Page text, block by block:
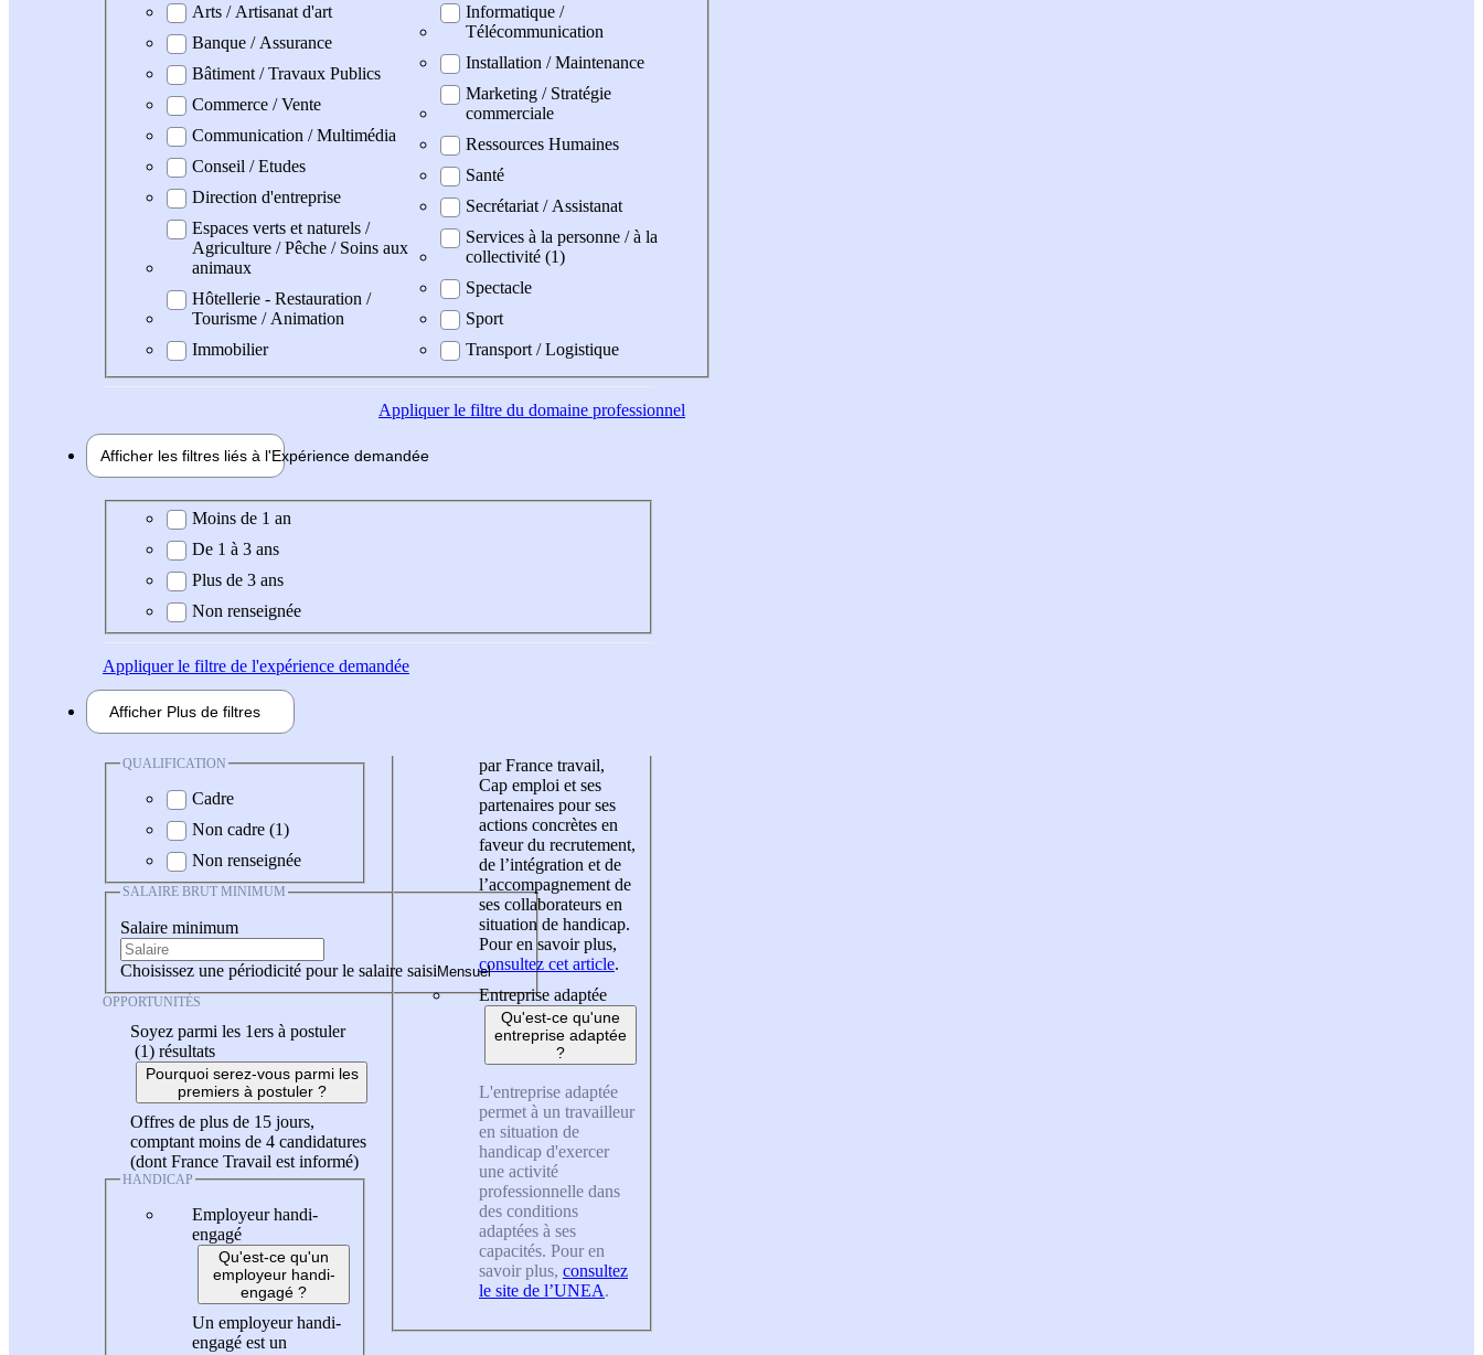
Arts / Artisanat d'art
Banque / Assurance
Bâtiment / Travaux Publics
Commerce / Vente
Communication / Multimédia
Conseil / Etudes
Direction d'entreprise
Espaces verts et naturels /
Agriculture / Pêche / Soins aux
animaux
Hôtellerie - Restauration /
Tourisme / Animation
Immobilier
Informatique /
Télécommunication
Installation / Maintenance
Marketing / Stratégie
commerciale
Ressources Humaines
Santé
Secrétariat / Assistanat
Services à la personne / à la
collectivité (1)
Spectacle
Sport
Transport / Logistique
Appliquerle filtre du domaine professionnel
Afficher les filtres liés à l'Expérience demandée
Expérience demandée
Moins de 1 an
De 1 à 3 ans
Plus de 3 ans
Non renseignée
Appliquerle filtre de l'expérience demandée
Afficher Plus de filtres
QUALIFICATION
Cadre
Non cadre (1)
Non renseignée
SALAIRE BRUT MINIMUM
Salaire minimum
Choisissez une périodicité pour le salaire saisi
OPPORTUNITÉS
Soyez parmi les 1ers à postuler
(1) résultats
Pourquoi serez-vous parmi les
premiers à postuler ?
Offres de plus de 15 jours,
comptant moins de 4 candidatures
(dont France Travail est informé)
HANDICAP
Employeur handi-
engagé
Qu'est-ce qu'un
employeur handi-
engagé ?
Un employeur handi-
engagé est un
par France travail,
Cap emploi et ses
partenaires pour ses
actions concrètes en
faveur du recrutement,
de l’intégration et de
l’accompagnement de
ses collaborateurs en
situation de handicap.
Pour en savoir plus,
consultez cet article.
Entreprise adaptée
Qu'est-ce qu'une
entreprise adaptée
?
L'entreprise adaptée
permet à un travailleur
en situation de
handicap d'exercer
une activité
professionnelle dans
des conditions
adaptées à ses
capacités. Pour en
savoir plus, consultez
le site de l’UNEA.